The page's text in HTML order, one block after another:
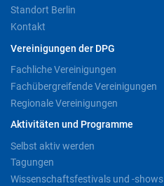
Standort Berlin
Kontakt
Vereinigungen der DPG
Fachliche Vereinigungen
Fachübergreifende Vereinigungen
Regionale Vereinigungen
Aktivitäten und Programme
Selbst aktiv werden
Tagungen
Wissenschaftsfestivals und -shows